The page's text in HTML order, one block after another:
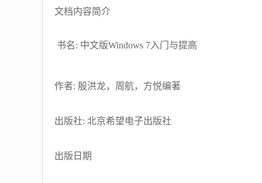
文档内容简介
书名: 中文版Windows 7入门与提高
作者: 殷洪龙，周航，方悦编著
出版社: 北京希望电子出版社
出版日期